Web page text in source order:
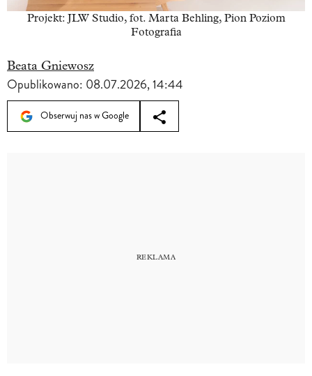
Projekt: JLW Studio, fot. Marta Behling, Pion Poziom
Fotografia
Beata Gniewosz
Opublikowano: 08.07.2026, 14:44
Obserwuj nas w Google